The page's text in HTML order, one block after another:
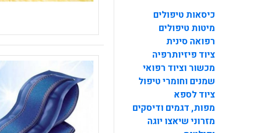
כיסאות טיפולים
מיטות טיפולים
רפואה סינית
ציוד פיזיותרפיה
מכשור וציוד רפואי
שמנים וחומרי טיפול
ציוד לספא
מפות, דגמים ודיסקים
מזרוני שיאצו יוגה